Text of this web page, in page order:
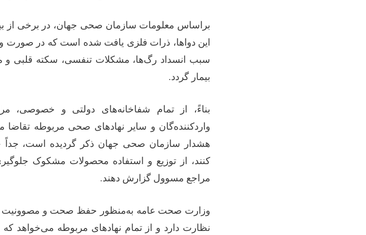
براساس معلومات سازمان صحی جهان، در برخی از
این دواها، ذرات فلزی یافت شده است که در صورت
سبب انسداد رگ‌ها، مشکلات تنفسی، سکته قلبی
بیمار گردد.
بناءً، از تمام شفاخانه‌های دولتی و خصوصی،
واردکننده‌گان و سایر نهادهای صحی مربوطه تقاضا
هشدار سازمان صحی جهان ذکر گردیده است، جداً
کنند، از توزیع و استفاده محصولات مشکوک
مراجع مسوول گزارش دهند.
وزارت صحت عامه به‌منظور حفظ صحت و مصوونیت
نظارت دارد و از تمام نهادهای مربوطه می‌خواهد که